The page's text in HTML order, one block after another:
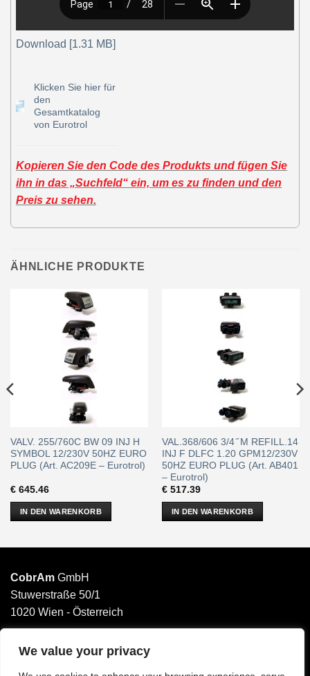
We value your privacy
Download [1.31 MB]
Klicken Sie hier für
den
Gesamtkatalog
von Eurotrol
Kopieren Sie den Code des Produkts und fügen Sie
ihn in das „Suchfeld“ ein, um es zu finden und den
Preis zu sehen.
ÄHNLICHE PRODUKTE
VALV. 255/760C BW 09 INJ H
SYMBOL 12/230V 50HZ EURO
PLUG (Art. AC209E – Eurotrol)
€645.46
IN DEN WARENKORB
VAL.368/606 3/4 ̋ M REFILL.14
INJ F DLFC 1.20 GPM12/230V
50HZ EURO PLUG (Art. AB401
– Eurotrol)
€517.39
IN DEN WARENKORB
CobrAm GmbH
Stuwerstraße 50/1
1020 Wien - Österreich
______________________
Email: office@cobram.gmbh